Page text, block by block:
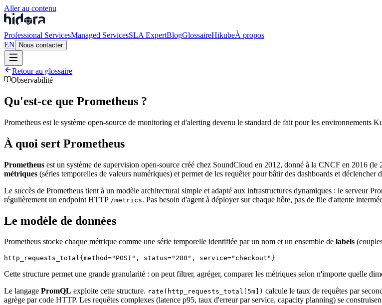
Aller au contenu
Professional ServicesManaged ServicesSLA ExpertBlogGlossaireHikubeÀ propos
EN
Nous contacter
Retour au glossaire
Observabilité
Qu'est-ce que Prometheus ?
Prometheus est le système open-source de monitoring et d'alerting devenu le standard de fait pour les environnements
À quoi sert Prometheus
Prometheus est un système de supervision open-source créé chez SoundCloud en 2012, donné à la CNCF en 2016
métriques (séries temporelles de valeurs numériques) et permet de les requêter pour bâtir des dashboards et déclencher
Le succès de Prometheus tient à un modèle architectural simple et adapté aux infrastructures dynamiques : le serveur
régulièrement un endpoint HTTP /metrics. Pas besoin d'agent à déployer sur chaque hôte, pas de file d'attente
Le modèle de données
Prometheus stocke chaque métrique comme une série temporelle identifiée par un nom et un ensemble de labels
Cette structure permet une grande granularité : on peut filtrer, agréger, comparer les métriques selon n'importe quelle
Le langage PromQL exploite cette structure. rate(http_requests_total[5m]) calcule le taux de requêtes par
agrège par code HTTP. Les requêtes complexes (latence p95, taux d'erreur par service, capacity planning) se